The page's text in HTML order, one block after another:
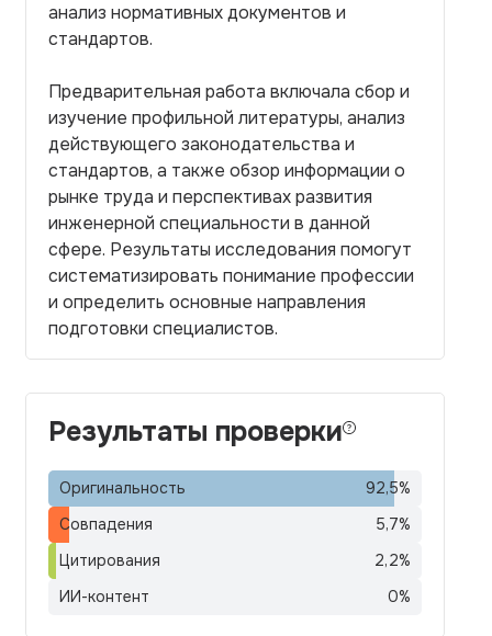
анализ нормативных документов и
стандартов.
Предварительная работа включала сбор и
изучение профильной литературы, анализ
действующего законодательства и
стандартов, а также обзор информации о
рынке труда и перспективах развития
инженерной специальности в данной
сфере. Результаты исследования помогут
систематизировать понимание профессии
и определить основные направления
подготовки специалистов.
Результаты проверки
Оригинальность 92,5%
Совпадения
5,7%
Цитирования
2,2%
ИИ-контент
0%